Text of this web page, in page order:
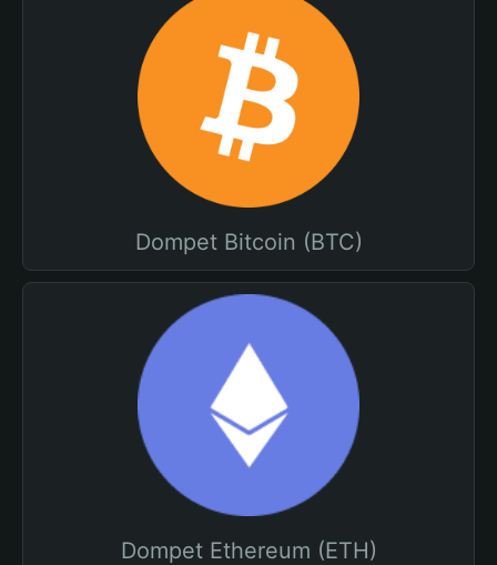
Dompet Bitcoin (BTC)
Dompet Ethereum (ETH)